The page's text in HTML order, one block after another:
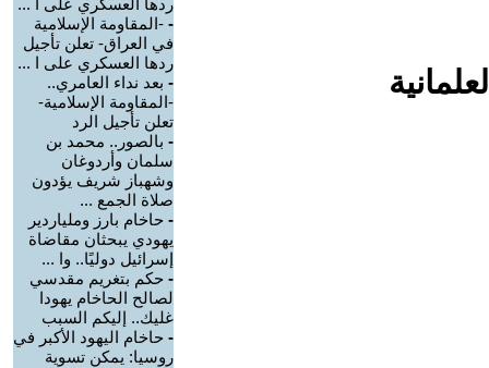
ردها العسكري على ا ...
- -المقاومة الإسلامية
في العراق- تعلن تأجيل
ردها العسكري على ا ...
- بعد نداء العامري..
-المقاومة الإسلامية-
تعلن تأجيل الرد
- بالصور.. محمد بن
سلمان وأردوغان
وشهباز شريف يؤدون
صلاة الجمع ...
- حاخام بارز وملياردير
يهودي يبحثان مقاضاة
إسرائيل دوليًا.. وا ...
- حكم بتغريم مقدسي
لصالح الحاخام يهودا
غليك.. إليكم السبب
- حاخام اليهود الأكبر في
روسيا: يمكن تسوية